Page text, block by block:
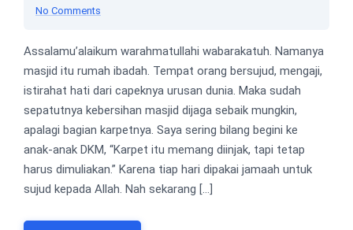
No Comments
Assalamu’alaikum warahmatullahi wabarakatuh. Namanya
masjid itu rumah ibadah. Tempat orang bersujud, mengaji,
istirahat hati dari capeknya urusan dunia. Maka sudah
sepatutnya kebersihan masjid dijaga sebaik mungkin,
apalagi bagian karpetnya. Saya sering bilang begini ke
anak-anak DKM, “Karpet itu memang diinjak, tapi tetap
harus dimuliakan.” Karena tiap hari dipakai jamaah untuk
sujud kepada Allah. Nah sekarang […]